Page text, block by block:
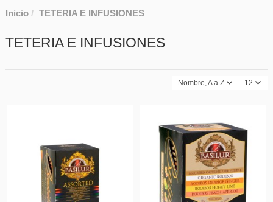
Inicio TETERIA E INFUSIONES
TETERIA E INFUSIONES
Nombre, A a Z 12